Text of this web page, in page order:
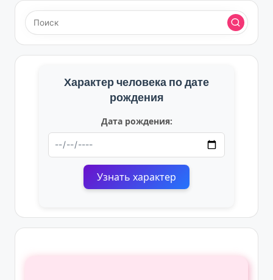
Характер человека по дате
рождения
Дата рождения:
Узнать характер